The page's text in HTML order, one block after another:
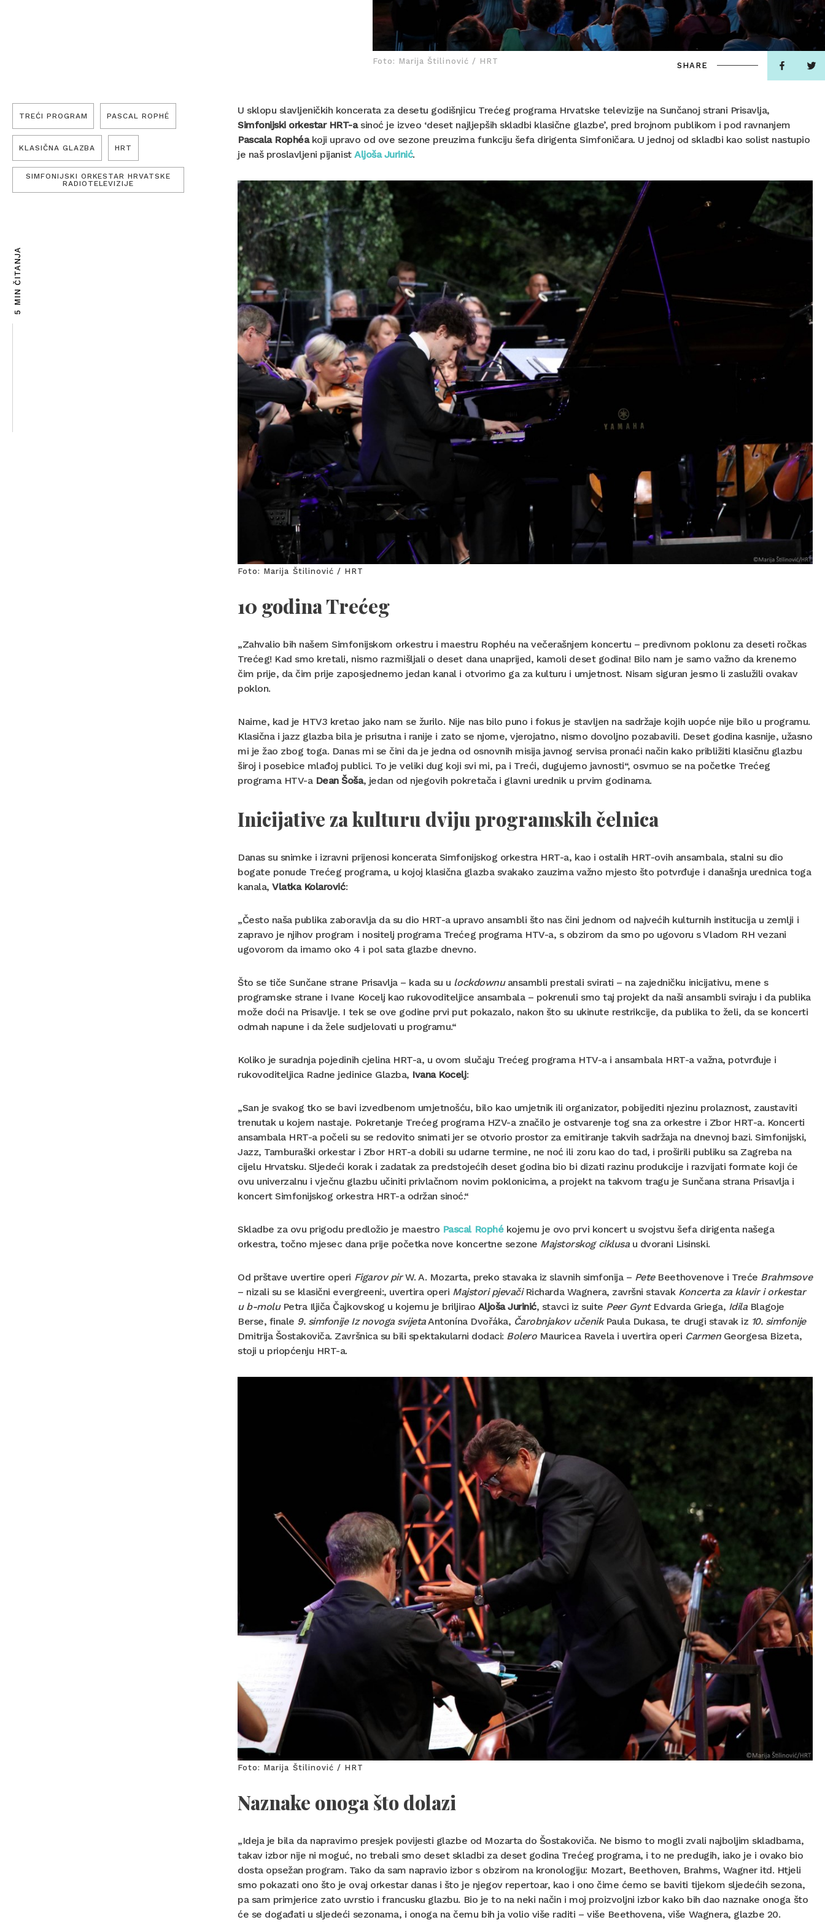
Foto: Marija Štilinović / HRT SHARE
TREĆI PROGRAM PASCAL ROPHÉ
KLASIČNA GLAZBA HRT
SIMFONIJSKI ORKESTAR HRVATSKE
RADIOTELEVIZIJE
5 MIN ČITANJA
U sklopu slavljeničkih koncerata za desetu godišnjicu Trećeg programa Hrvatske televizije na Sunčanoj strani Prisavlja,
Simfonijski orkestar HRT-asinoć je izveo ‘deset najljepših skladbi klasične glazbe’, pred brojnom publikom i pod ravnanjem
Pascala Rophéakoji upravo od ove sezone preuzima funkciju šefa dirigenta Simfoničara. U jednoj od skladbi kao solist nastupio
je naš proslavljeni pijanistAljoša Jurinić.
Foto: Marija Štilinović / HRT
10 godina Trećeg
„Zahvalio bih našem Simfonijskom orkestru i maestru Rophéu na večerašnjem koncertu – predivnom poklonu za deseti ročkas
Trećeg! Kad smo kretali, nismo razmišljali o deset dana unaprijed, kamoli deset godina! Bilo nam je samo važno da krenemo
čim prije, da čim prije zaposjednemo jedan kanal i otvorimo ga za kulturu i umjetnost. Nisam siguran jesmo li zaslužili ovakav
poklon.
Naime, kad je HTV3 kretao jako nam se žurilo. Nije nas bilo puno i fokus je stavljen na sadržaje kojih uopće nije bilo u programu.
Klasična i jazz glazba bila je prisutna i ranije i zato se njome, vjerojatno, nismo dovoljno pozabavili. Deset godina kasnije, užasno
mi je žao zbog toga. Danas mi se čini da je jedna od osnovnih misija javnog servisa pronaći način kako približiti klasičnu glazbu
široj i posebice mlađoj publici. To je veliki dug koji svi mi, pa i Treći, dugujemo javnosti“, osvrnuo se na početke Trećeg
programa HTV-a Dean Šoša, jedan od njegovih pokretača i glavni urednik u prvim godinama.
Inicijative za kulturu dviju programskih čelnica
Danas su snimke i izravni prijenosi koncerata Simfonijskog orkestra HRT-a, kao i ostalih HRT-ovih ansambala, stalni su dio
bogate ponude Trećeg programa, u kojoj klasična glazba svakako zauzima važno mjesto što potvrđuje i današnja urednica toga
kanala,Vlatka Kolarović:
„Često naša publika zaboravlja da su dio HRT-a upravo ansambli što nas čini jednom od najvećih kulturnih institucija u zemlji i
zapravo je njihov program i nositelj programa Trećeg programa HTV-a, s obzirom da smo po ugovoru s Vladom RH vezani
ugovorom da imamo oko 4 i pol sata glazbe dnevno.
Što se tiče Sunčane strane Prisavlja – kada su u lockdownuansambli prestali svirati – na zajedničku inicijativu, mene s
programske strane i Ivane Kocelj kao rukovoditeljice ansambala – pokrenuli smo taj projekt da naši ansambli sviraju i da publika
može doći na Prisavlje. I tek se ove godine prvi put pokazalo, nakon što su ukinute restrikcije, da publika to želi, da se koncerti
odmah napune i da žele sudjelovati u programu.“
Koliko je suradnja pojedinih cjelina HRT-a, u ovom slučaju Trećeg programa HTV-a i ansambala HRT-a važna, potvrđuje i
rukovoditeljica Radne jedinice Glazba, Ivana Kocelj:
„San je svakog tko se bavi izvedbenom umjetnošću, bilo kao umjetnik ili organizator, pobijediti njezinu prolaznost, zaustaviti
trenutak u kojem nastaje. Pokretanje Trećeg programa HZV-a značilo je ostvarenje tog sna za orkestre i Zbor HRT-a. Koncerti
ansambala HRT-a počeli su se redovito snimati jer se otvorio prostor za emitiranje takvih sadržaja na dnevnoj bazi. Simfonijski,
Jazz, Tamburaški orkestar i Zbor HRT-a dobili su udarne termine, ne noć ili zoru kao do tad, i proširili publiku sa Zagreba na
cijelu Hrvatsku. Sljedeći korak i zadatak za predstojećih deset godina bio bi dizati razinu produkcije i razvijati formate koji će
ovu univerzalnu i vječnu glazbu učiniti privlačnom novim poklonicima, a projekt na takvom tragu je Sunčana strana Prisavlja i
koncert Simfonijskog orkestra HRT-a održan sinoć.“
Skladbe za ovu prigodu predložio je maestro Pascal Rophékojemu je ovo prvi koncert u svojstvu šefa dirigenta našega
orkestra, točno mjesec dana prije početka nove koncertne sezone Majstorskog ciklusau dvorani Lisinski.
Od prštave uvertire operi Figarov pirW. A. Mozarta, preko stavaka iz slavnih simfonija – Pete Beethovenove i Treće Brahmsove
– nizali su se klasični evergreeni:, uvertira operi Majstori pjevačiRicharda Wagnera, završni stavak Koncerta za klavir i orkestar
u b-moluPetra Iljiča Čajkovskog u kojemu je briljirao Aljoša Jurinić, stavci iz suite Peer GyntEdvarda Griega, IdilaBlagoje
Berse, finale 9. simfonije Iz novoga svijetaAntonína Dvořáka, Čarobnjakov učenikPaula Dukasa, te drugi stavak iz 10. simfonije
Dmitrija Šostakoviča. Završnica su bili spektakularni dodaci: Bolero Mauricea Ravela i uvertira operi Carmen Georgesa Bizeta,
stoji u priopćenju HRT-a.
Foto: Marija Štilinović / HRT
Naznake onoga što dolazi
„Ideja je bila da napravimo presjek povijesti glazbe od Mozarta do Šostakoviča. Ne bismo to mogli zvali najboljim skladbama,
takav izbor nije ni moguć, no trebali smo deset skladbi za deset godina Trećeg programa, i to ne predugih, iako je i ovako bio
dosta opsežan program. Tako da sam napravio izbor s obzirom na kronologiju: Mozart, Beethoven, Brahms, Wagner itd. Htjeli
smo pokazati ono što je ovaj orkestar danas i što je njegov repertoar, kao i ono čime ćemo se baviti tijekom sljedećih sezona,
pa sam primjerice zato uvrstio i francusku glazbu. Bio je to na neki način i moj proizvoljni izbor kako bih dao naznake onoga što
će se događati u sljedeći sezonama, i onoga na čemu bih ja volio više raditi – više Beethovena, više Wagnera, glazbe 20.